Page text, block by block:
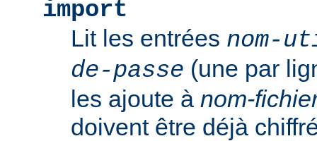
import
Lit les entrées nom-
de-passe (une par
les ajoute à nom-
doivent être déjà